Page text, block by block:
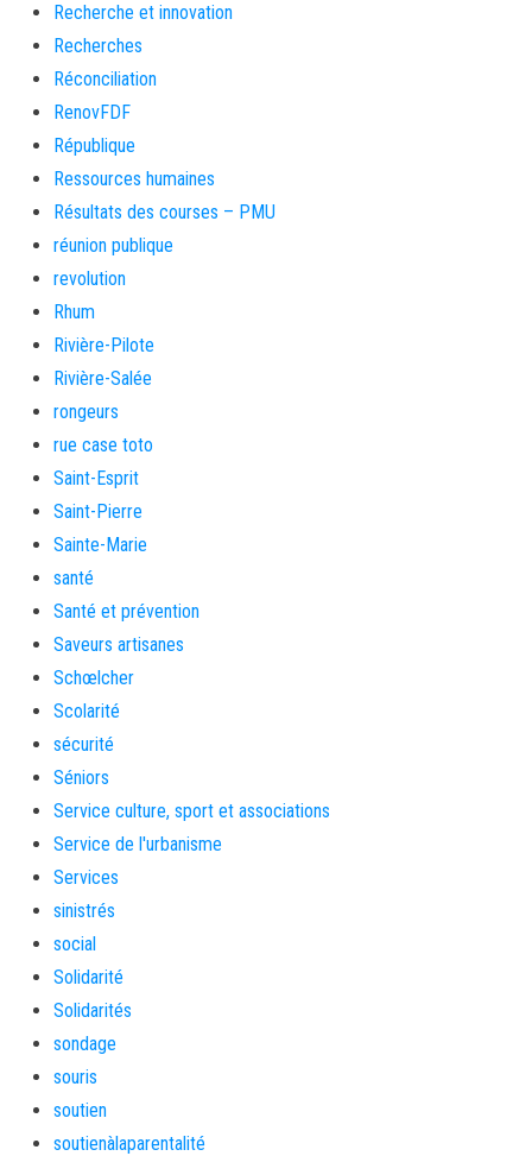
Recherche et innovation
Recherches
Réconciliation
RenovFDF
République
Ressources humaines
Résultats des courses – PMU
réunion publique
revolution
Rhum
Rivière-Pilote
Rivière-Salée
rongeurs
rue case toto
Saint-Esprit
Saint-Pierre
Sainte-Marie
santé
Santé et prévention
Saveurs artisanes
Schœlcher
Scolarité
sécurité
Séniors
Service culture, sport et associations
Service de l'urbanisme
Services
sinistrés
social
Solidarité
Solidarités
sondage
souris
soutien
soutienàlaparentalité